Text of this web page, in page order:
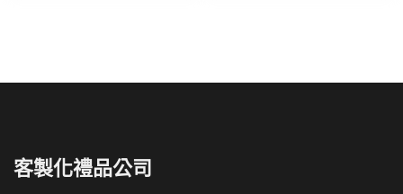
客製化禮品公司